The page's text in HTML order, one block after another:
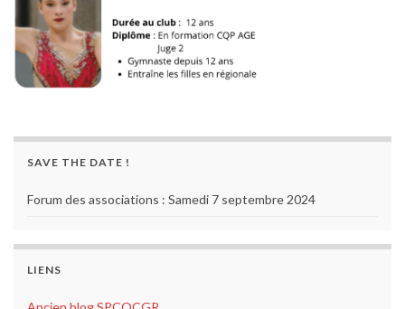
SAVE THE DATE !
Forum des associations : Samedi 7 septembre 2024
LIENS